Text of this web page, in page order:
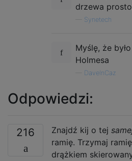
drzewa
Synetech
Myślę, że
Holmesa
DaveInCaz
Odpowiedzi:
216 Znajdź kij o tej
ramię. Trzymaj
drążkiem